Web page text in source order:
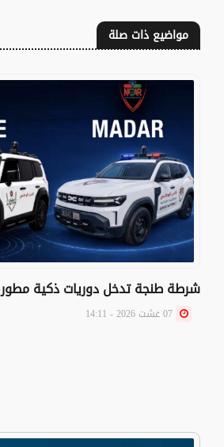
مواضيع ذات صلة
شرطة طنجة تدخل دوريات ذكية